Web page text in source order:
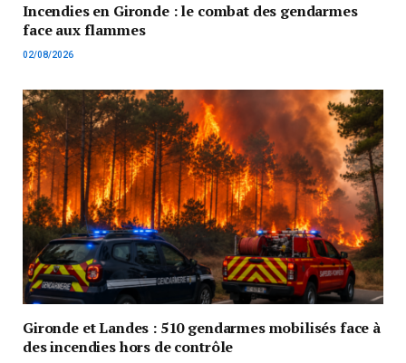
Incendies en Gironde : le combat des gendarmes
face aux flammes
02/08/2026
Gironde et Landes : 510 gendarmes mobilisés face à
des incendies hors de contrôle